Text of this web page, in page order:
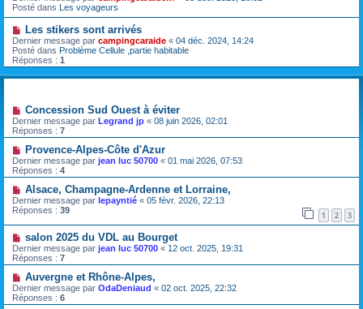
Posté dans Les voyageurs
Les stikers sont arrivés
Dernier message par campingcaraide « 04 déc. 2024, 14:24
Posté dans Problème Cellule ,partie habitable
Réponses : 1
Concession Sud Ouest à éviter
Dernier message par Legrand jp « 08 juin 2026, 02:01
Réponses : 7
Provence-Alpes-Côte d'Azur
Dernier message par jean luc 50700 « 01 mai 2026, 07:53
Réponses : 4
Alsace, Champagne-Ardenne et Lorraine,
Dernier message par lepayntié « 05 févr. 2026, 22:13
Réponses : 39 1 2 3
salon 2025 du VDL au Bourget
Dernier message par jean luc 50700 « 12 oct. 2025, 19:31
Réponses : 7
Auvergne et Rhône-Alpes,
Dernier message par OdaDeniaud « 02 oct. 2025, 22:32
Réponses : 6